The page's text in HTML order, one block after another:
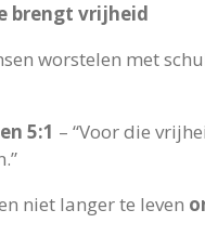
brengt vrijheid
worstelen met
5:1 – “Voor die
niet langer te leven